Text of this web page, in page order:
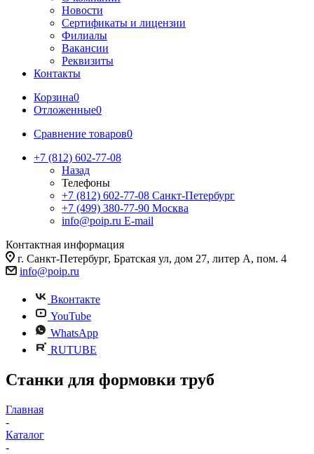
Новости
Сертификаты и лицензии
Филиалы
Вакансии
Реквизиты
Контакты
Корзина0
Отложенные0
Сравнение товаров0
+7 (812) 602-77-08
Назад
Телефоны
+7 (812) 602-77-08 Санкт-Петербург
+7 (499) 380-77-90 Москва
info@poip.ru E-mail
Контактная информация
г. Санкт-Петербург, Братская ул, дом 27, литер А, пом. 4
info@poip.ru
Вконтакте
YouTube
WhatsApp
RUTUBE
Станки для формовки труб
Главная
-
Каталог
-